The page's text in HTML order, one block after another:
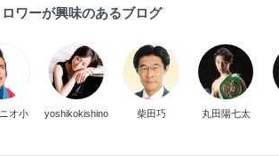
ワーが興味のあるブログ
オ小
yoshikokishino 柴田巧 丸田陽七太